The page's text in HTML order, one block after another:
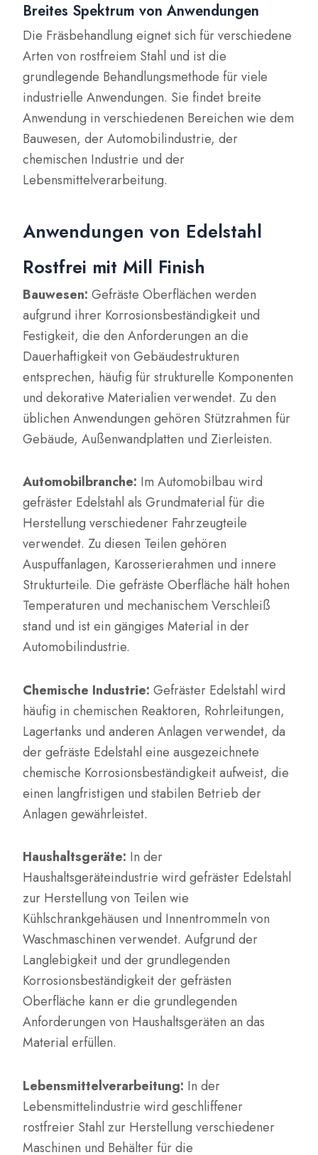
Breites Spektrum von Anwendungen
Die Fräsbehandlung eignet sich für verschiedene
Arten von rostfreiem Stahl und ist die
grundlegende Behandlungsmethode für viele
industrielle Anwendungen. Sie findet breite
Anwendung in verschiedenen Bereichen wie dem
Bauwesen, der Automobilindustrie, der
chemischen Industrie und der
Lebensmittelverarbeitung.
Anwendungen von Edelstahl
Rostfrei mit Mill Finish
Bauwesen: Gefräste Oberflächen werden
aufgrund ihrer Korrosionsbeständigkeit und
Festigkeit, die den Anforderungen an die
Dauerhaftigkeit von Gebäudestrukturen
entsprechen, häufig für strukturelle Komponenten
und dekorative Materialien verwendet. Zu den
üblichen Anwendungen gehören Stützrahmen für
Gebäude, Außenwandplatten und Zierleisten.
Automobilbranche: Im Automobilbau wird
gefräster Edelstahl als Grundmaterial für die
Herstellung verschiedener Fahrzeugteile
verwendet. Zu diesen Teilen gehören
Auspuffanlagen, Karosserierahmen und innere
Strukturteile. Die gefräste Oberfläche hält hohen
Temperaturen und mechanischem Verschleiß
stand und ist ein gängiges Material in der
Automobilindustrie.
Chemische Industrie:Gefräster Edelstahl wird
häufig in chemischen Reaktoren, Rohrleitungen,
Lagertanks und anderen Anlagen verwendet, da
der gefräste Edelstahl eine ausgezeichnete
chemische Korrosionsbeständigkeit aufweist, die
einen langfristigen und stabilen Betrieb der
Anlagen gewährleistet.
Haushaltsgeräte: In der
Haushaltsgeräteindustrie wird gefräster Edelstahl
zur Herstellung von Teilen wie
Kühlschrankgehäusen und Innentrommeln von
Waschmaschinen verwendet. Aufgrund der
Langlebigkeit und der grundlegenden
Korrosionsbeständigkeit der gefrästen
Oberfläche kann er die grundlegenden
Anforderungen von Haushaltsgeräten an das
Material erfüllen.
Lebensmittelverarbeitung: In der
Lebensmittelindustrie wird geschliffener
rostfreier Stahl zur Herstellung verschiedener
Maschinen und Behälter für die